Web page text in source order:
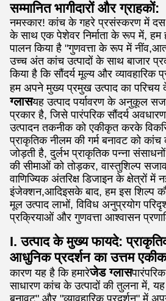
सम्मानित भागीदारों और ग्राहकों:
नमस्कार! कांच के गहरे प्रसंस्करण में
के साथ एक पेशेवर निर्माता के रूप में, हम
पालन किया है "गुणवत्ता के रूप में
उच्च अंत कांच उत्पादों के साथ बाजार
किया है कि सौंदर्य मूल्य और
हम अपने मुख्य प्रमुख उत्पाद का परिचय
ग्लासयह उत्पाद पर्यावरण के अनुकूल
प्रकार है, जिसे पारंपरिक सौंदर्य
उत्पादन तकनीक को एकीकृत करके
प्राकृतिक नीलम की गर्म बनावट को कांच
जोड़ती है, दुर्लभ प्राकृतिक पन्ना
की सीमाओं को तोड़कर, वास्तुशिल्प
वाणिज्यिक अंतरिक्ष डिजाइन के क्षेत्रों में
इंजेक्शन,आदिइसके बाद, हम इस शिल्प
मूल उत्पाद लाभों, विविध अनुप्रयोग
प्रक्रियाओं और गुणवत्ता आश्वासन
I. उत्पाद के मुख्य फायदे:
आधुनिक प्रदर्शन का उत्तम
कारण यह है कि हमारेजेड ग्लास
साधारण कांच के उत्पादों की तुलना में, यह
बनावट" और "व्यावहारिक प्रदर्शन" में